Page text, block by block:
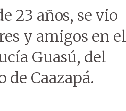
23 años, se vio
y amigos en el
Guasú, del
Caazapá.